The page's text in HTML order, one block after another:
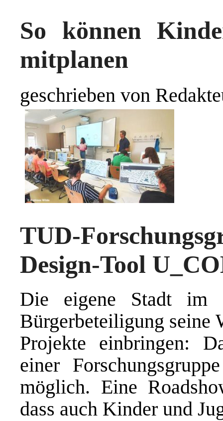
So können
mitplanen
geschrieben von
TUD-
Design-Tool
Die eigene Stadt im
Bürgerbeteiligung seine
Projekte einbringen:
einer
möglich. Eine
dass auch Kinder und